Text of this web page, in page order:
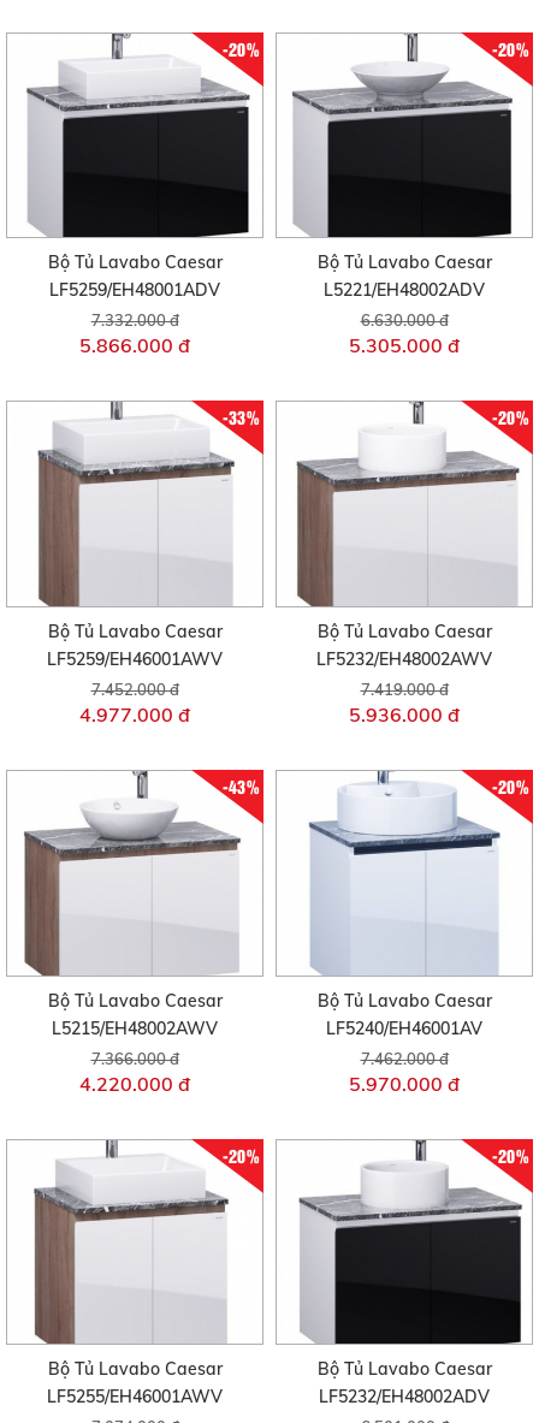
-20%
Bộ Tủ Lavabo Caesar
LF5259/EH48001ADV
7.332.000 đ
5.866.000 đ
-20%
Bộ Tủ Lavabo Caesar
L5221/EH48002ADV
6.630.000 đ
5.305.000 đ
-33%
Bộ Tủ Lavabo Caesar
LF5259/EH46001AWV
7.452.000 đ
4.977.000 đ
-20%
Bộ Tủ Lavabo Caesar
LF5232/EH48002AWV
7.419.000 đ
5.936.000 đ
-43%
Bộ Tủ Lavabo Caesar
L5215/EH48002AWV
7.366.000 đ
4.220.000 đ
-20%
Bộ Tủ Lavabo Caesar
LF5240/EH46001AV
7.462.000 đ
5.970.000 đ
-20%
Bộ Tủ Lavabo Caesar
LF5255/EH46001AWV
-20%
Bộ Tủ Lavabo Caesar
LF5232/EH48002ADV